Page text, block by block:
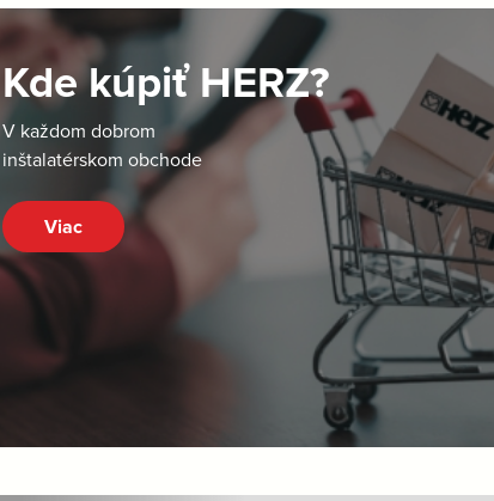
Kde kúpiť HERZ?
V každom dobrom
inštalatérskom obchode
Viac